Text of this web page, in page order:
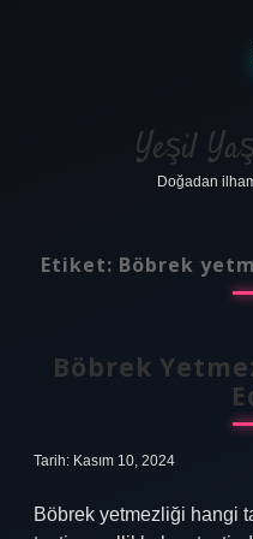
Yeşil
Doğadan
Etiket: Böbrek
Böbrek
Tarih: Kasım 10, 2024
Böbrek yetmezliği hangi